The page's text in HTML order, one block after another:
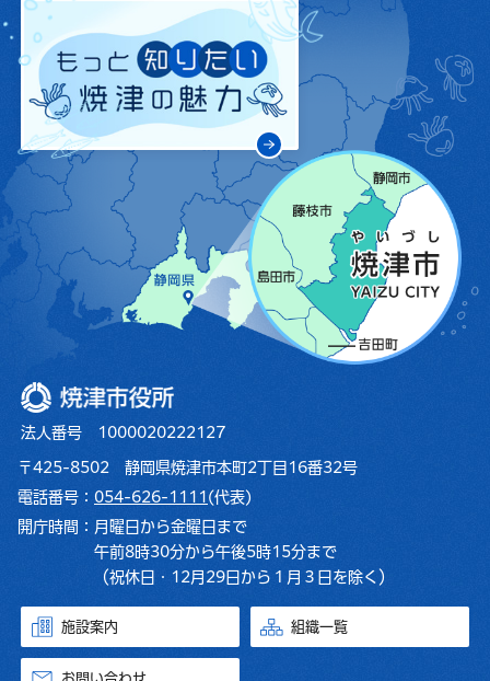
焼津市役所
法人番号 1000020222127
〒425-8502 静岡県焼津市本町2丁目16番32号
電話番号： 054-626-1111 (代表)
開庁時間： 月曜日から金曜日まで
午前8時30分から午後5時15分まで
（祝休日・12月29日から１月３日を除く）
施設案内 組織一覧